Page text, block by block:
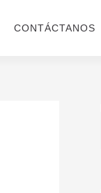
CONTÁCTANOS